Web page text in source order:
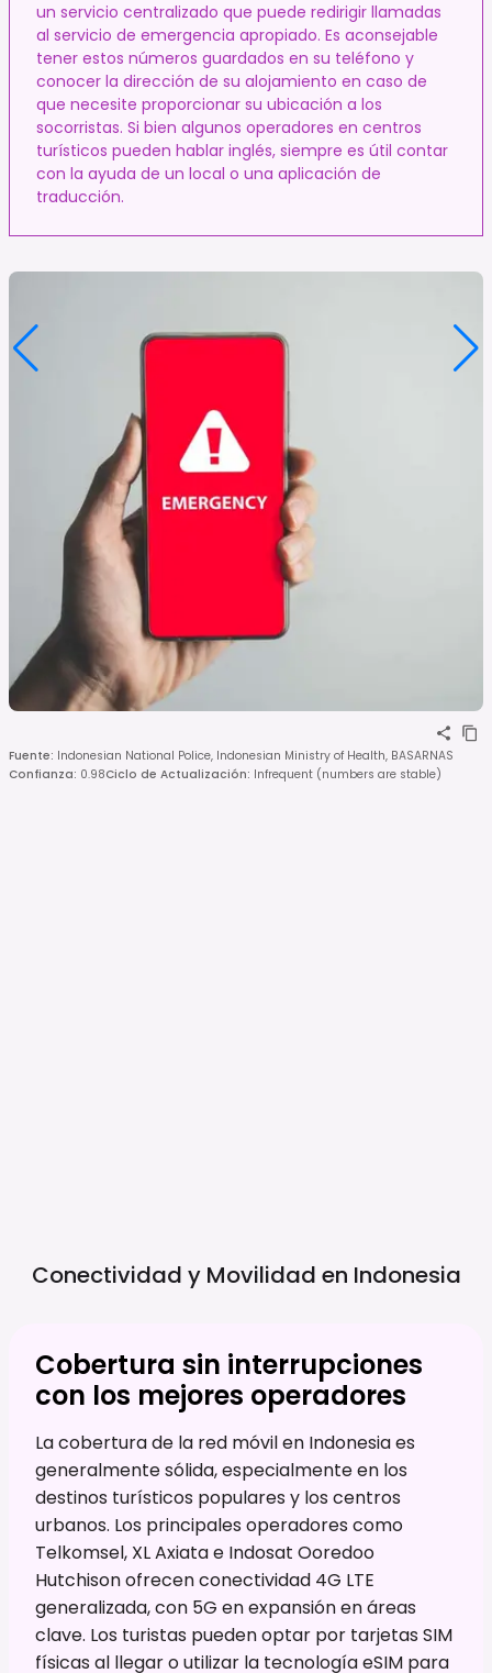
un servicio centralizado que puede redirigir llamadas
al servicio de emergencia apropiado. Es aconsejable
tener estos números guardados en su teléfono y
conocer la dirección de su alojamiento en caso de
que necesite proporcionar su ubicación a los
socorristas. Si bien algunos operadores en centros
turísticos pueden hablar inglés, siempre es útil contar
con la ayuda de un local o una aplicación de
traducción.
Fuente: Indonesian National Police, Indonesian Ministry of Health, BASARNAS
Confianza: 0.98Ciclo de Actualización: Infrequent (numbers are stable)
Conectividad y Movilidad en Indonesia
Cobertura sin interrupciones
con los mejores operadores
La cobertura de la red móvil en Indonesia es
generalmente sólida, especialmente en los
destinos turísticos populares y los centros
urbanos. Los principales operadores como
Telkomsel, XL Axiata e Indosat Ooredoo
Hutchison ofrecen conectividad 4G LTE
generalizada, con 5G en expansión en áreas
clave. Los turistas pueden optar por tarjetas SIM
físicas al llegar o utilizar la tecnología eSIM para